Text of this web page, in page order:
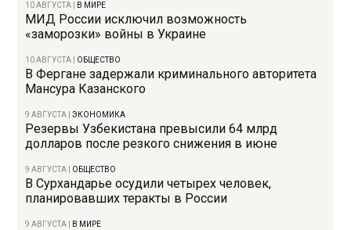
10 АВГУСТА В МИРЕ
МИД России исключил возможность
«заморозки» войны в Украине
10 АВГУСТА ОБЩЕСТВО
В Фергане задержали криминального авторитета
Мансура Казанского
9 АВГУСТА |ЭКОНОМИКА
Резервы Узбекистана превысили 64 млрд
долларов после резкого снижения в июне
9 АВГУСТА ОБЩЕСТВО
В Сурхандарье осудили четырех человек,
планировавших теракты в России
9 АВГУСТА В МИРЕ